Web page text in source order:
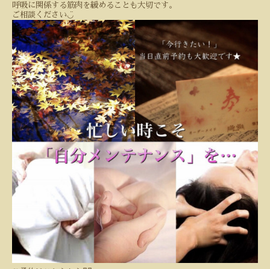
呼吸に関係する筋肉を緩めることも大切です。
ご相談ください◡̈